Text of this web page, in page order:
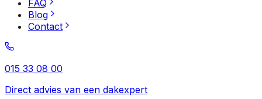
FAQ
Blog
Contact
015 33 08 00
Direct advies van een dakexpert